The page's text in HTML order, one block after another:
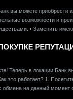
вы можете
возможности и
• Заменить
Теперь в локации Банк
это работает? 1.
обмена на данный